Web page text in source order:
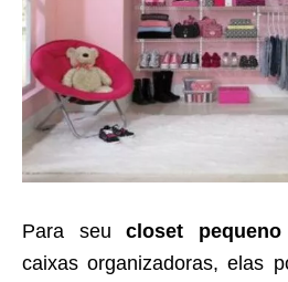
Para seu closet pequeno
caixas organizadoras, elas